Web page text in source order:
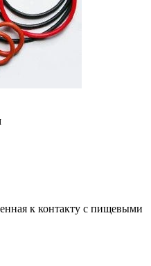
к контакту с пищевыми